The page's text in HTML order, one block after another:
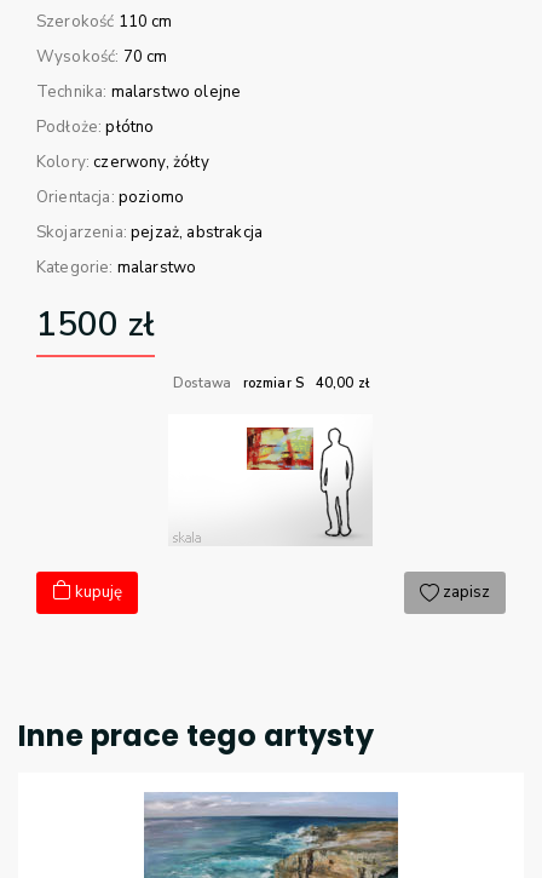
Szerokość 110 cm
Wysokość: 70 cm
Technika: malarstwo olejne
Podłoże:płótno
Kolory:czerwony żółty
Orientacja: poziomo
Skojarzenia:pejzaż abstrakcja
Kategorie: malarstwo
1500 zł
Dostawa rozmiar S 40,00 zł
kupuję zapisz
Inne prace tego artysty